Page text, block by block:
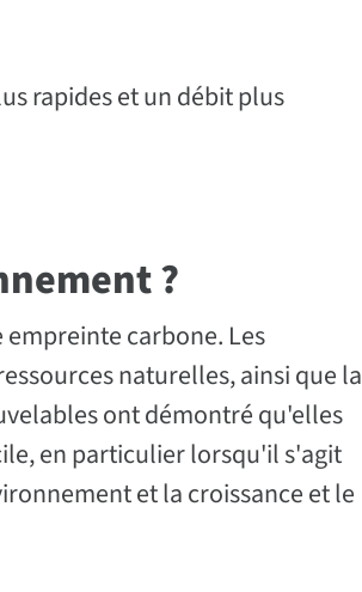
rapides et un débit plus
?
carbone. Les
naturelles, ainsi que la
ont démontré qu'elles
en particulier lorsqu'il s'agit
et la croissance et le